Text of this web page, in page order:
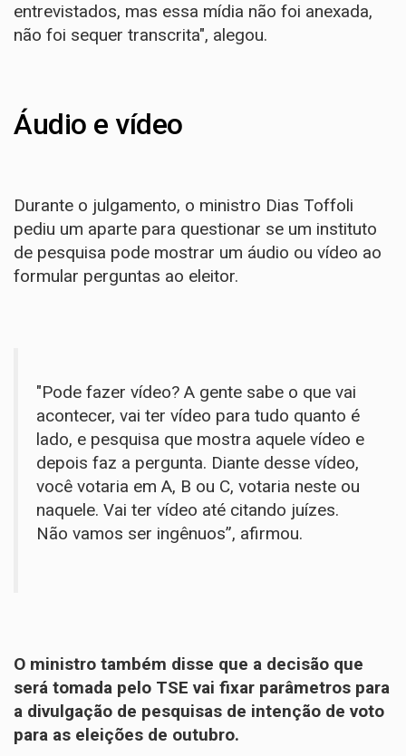
entrevistados, mas essa mídia não foi anexada,
não foi sequer transcrita", alegou.
Áudio e vídeo
Durante o julgamento, o ministro Dias Toffoli
pediu um aparte para questionar se um instituto
de pesquisa pode mostrar um áudio ou vídeo ao
formular perguntas ao eleitor.
"Pode fazer vídeo? A gente sabe o que vai
acontecer, vai ter vídeo para tudo quanto é
lado, e pesquisa que mostra aquele vídeo e
depois faz a pergunta. Diante desse vídeo,
você votaria em A, B ou C, votaria neste ou
naquele. Vai ter vídeo até citando juízes.
Não vamos ser ingênuos”, afirmou.
O ministro também disse que a decisão que
será tomada pelo TSE vai fixar parâmetros para
a divulgação de pesquisas de intenção de voto
para as eleições de outubro.